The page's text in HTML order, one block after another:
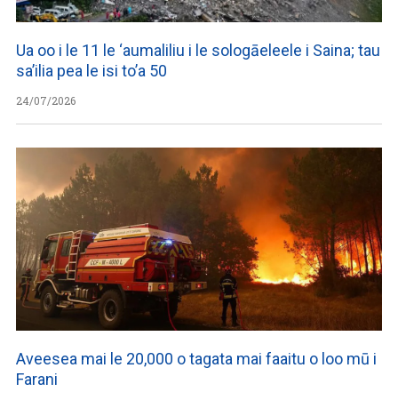
Ua oo i le 11 le ‘aumaliliu i le sologāeleele i Saina; tau
sa’ilia pea le isi to’a 50
24/07/2026
Aveesea mai le 20,000 o tagata mai faaitu o loo mū i
Farani